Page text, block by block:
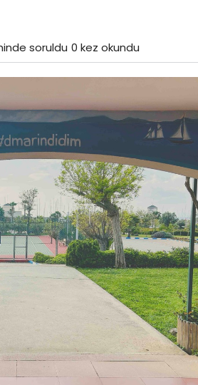
soruldu 0 kez okundu